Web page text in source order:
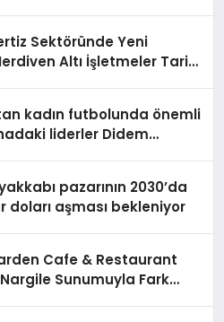
Sektöründe Yeni
Altı İşletmeler Tarih
kadın futbolunda önemli
liderler Didem
pazarının 2030’da
doları aşması bekleniyor
Cafe & Restaurant
Sunumuyla Fark